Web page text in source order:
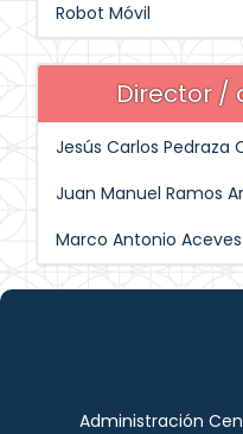
Robot Móvil
Director /
Jesús Carlos Pedraza
Juan Manuel Ramos
Marco Antonio
Administración